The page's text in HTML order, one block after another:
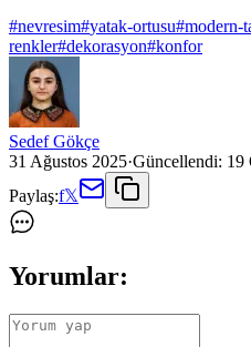
#nevresim#yatak-ortusu#modern-
renkler#dekorasyon#konfor
Sedef Gökçe
31 Ağustos 2025·Güncellendi: 19
Paylaş:f𝕏
Yorumlar: